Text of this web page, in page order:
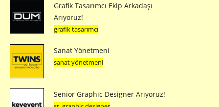
Grafik Tasarımcı Ekip Arkadaşı
Arıyoruz!
grafik tasarımcı
Sanat Yönetmeni
sanat yönetmeni
Senior Graphic Designer Arıyoruz!